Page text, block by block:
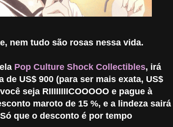
nem tudo são rosas nessa vida.
Pop Culture Shock Collectibles, irá
de US$ 900 (para ser mais exata, US$
seja RIIIIIIIICOOOOO e pague à
maroto de 15 %, e a lindeza sairá
que o desconto é por tempo